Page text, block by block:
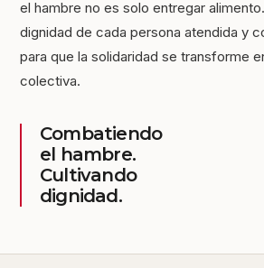
el hambre no es solo entregar
dignidad de cada persona atendida y
para que la solidaridad se transforme
colectiva.
Combatiendo
el hambre.
Cultivando
dignidad.